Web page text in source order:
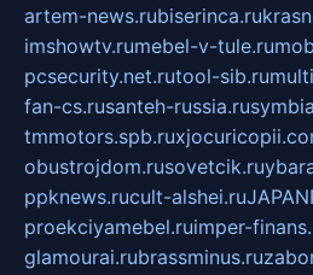
artem-news.rubiserinca.ru
imshowtv.rumebel-v-tule.ru
pcsecurity.net.rutool-sib.ru
fan-cs.rusanteh-russia.ru
tmmotors.spb.ru
obustrojdom.rusovetcik.ru
ppknews.rucult-alshei.ru
proekciyamebel.ruimper-
glamourai.rubrassminus.ru